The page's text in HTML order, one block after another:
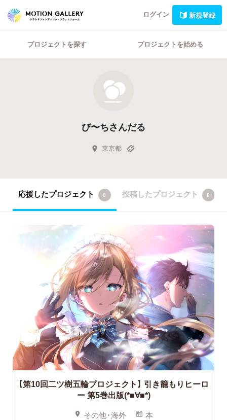
ログイン 新規登録
プロジェクトを探す プロジェクトを始める
び〜ちさんだる
東京都
応援したプロジェクト 8 投稿したプロジェクト 0
【第10回二ツ樹五輪プロジェクト】 引き籠もりヒーロ
ー 第5巻出版(*■∀■*)
その他・海外 本